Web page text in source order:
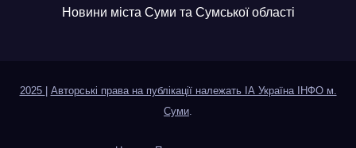
Новини міста Суми та Сумської області
2025
Авторські права на публікації належать ІА Україна ІНФО м.
Суми